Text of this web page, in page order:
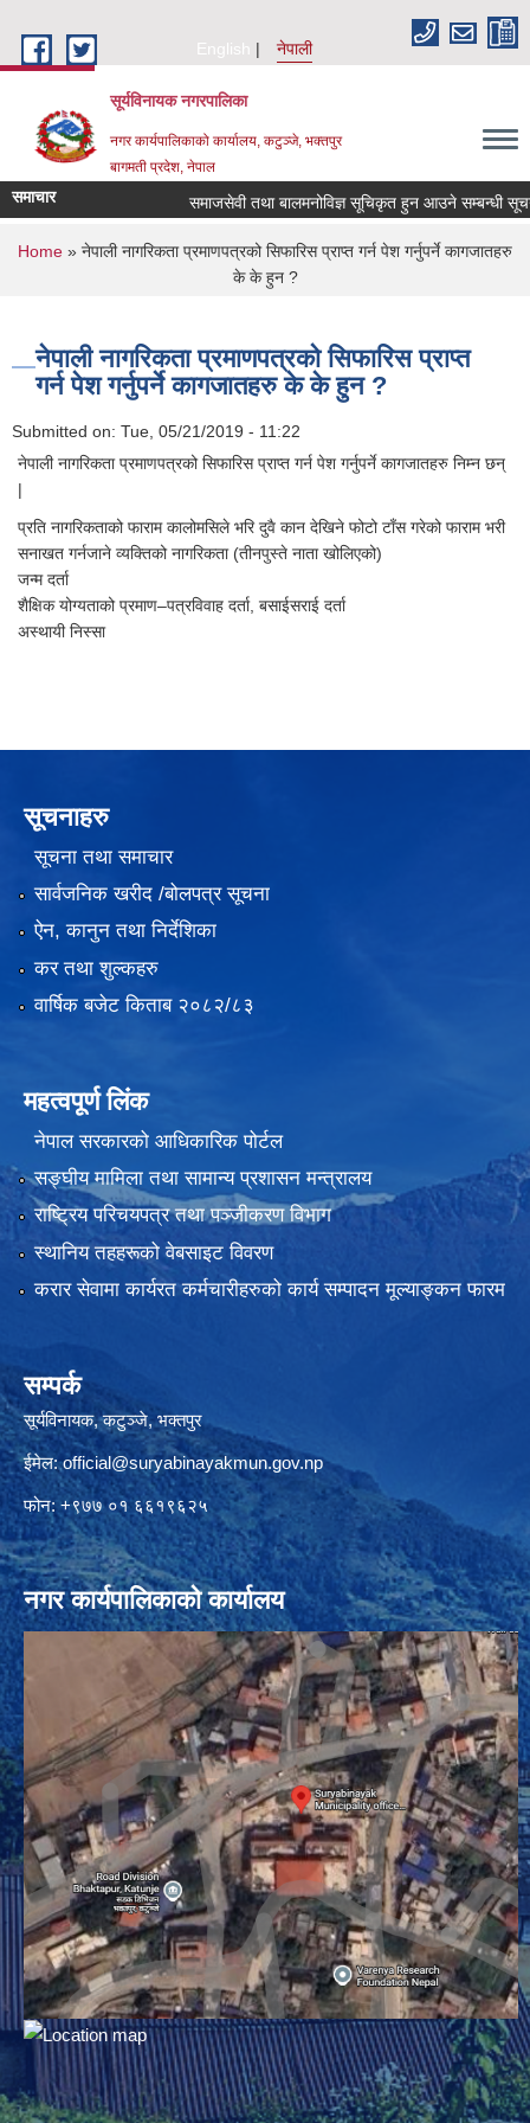
English
नेपाली
सूर्यविनायक नगरपालिका
नगर कार्यपालिकाको कार्यालय, कटुञ्जे, भक्तपुर
बागमती प्रदेश, नेपाल
समाचार समाजसेवी तथा बालमनोविज्ञ सूचिकृत हुन आउने सम्बन्धी सूचना
You are here
Home » नेपाली नागरिकता प्रमाणपत्रको सिफारिस प्राप्त गर्न पेश गर्नुपर्ने कागजातहरु
के के हुन ?
नेपाली नागरिकता प्रमाणपत्रको सिफारिस प्राप्त
गर्न पेश गर्नुपर्ने कागजातहरु के के हुन ?
Submitted on: Tue, 05/21/2019 - 11:22
नेपाली नागरिकता प्रमाणपत्रको सिफारिस प्राप्त गर्न पेश गर्नुपर्ने कागजातहरु निम्न छन्
|
प्रति नागरिकताको फाराम कालोमसिले भरि दुवै कान देखिने फोटो टाँस गरेको फाराम भरी
सनाखत गर्नजाने व्यक्तिको नागरिकता (तीनपुस्ते नाता खोलिएको)
जन्म दर्ता
शैक्षिक योग्यताको प्रमाण–पत्रविवाह दर्ता, बसाईसराई दर्ता
अस्थायी निस्सा
सूचनाहरु
सूचना तथा समाचार
सार्वजनिक खरीद /बोलपत्र सूचना
ऐन, कानुन तथा निर्देशिका
कर तथा शुल्कहरु
वार्षिक बजेट किताब २०८२/८३
महत्वपूर्ण लिंक
नेपाल सरकारको आधिकारिक पोर्टल
सङ्‍घीय मामिला तथा सामान्य प्रशासन मन्त्रालय
राष्ट्रिय परिचयपत्र तथा पञ्जीकरण विभाग
स्थानिय तहहरूको वेबसाइट विवरण
करार सेवामा कार्यरत कर्मचारीहरुको कार्य सम्पादन मूल्याङ्कन फारम
सम्पर्क
सूर्यविनायक, कटुञ्जे, भक्तपुर
ईमेल:official@suryabinayakmun.gov.np
फोन: +९७७ ०१ ६६१९६२५
नगर कार्यपालिकाको कार्यालय